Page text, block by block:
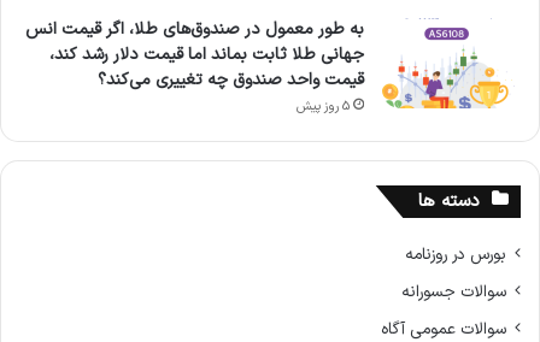
به طور معمول در صندوق‌های طلا، اگر قیمت انس
جهانی طلا ثابت بماند اما قیمت دلار رشد کند،
قیمت واحد صندوق چه تغییری می‌کند؟
5 روز پیش
دسته ها
بورس در روزنامه
سوالات جسورانه
سوالات عمومی آگاه